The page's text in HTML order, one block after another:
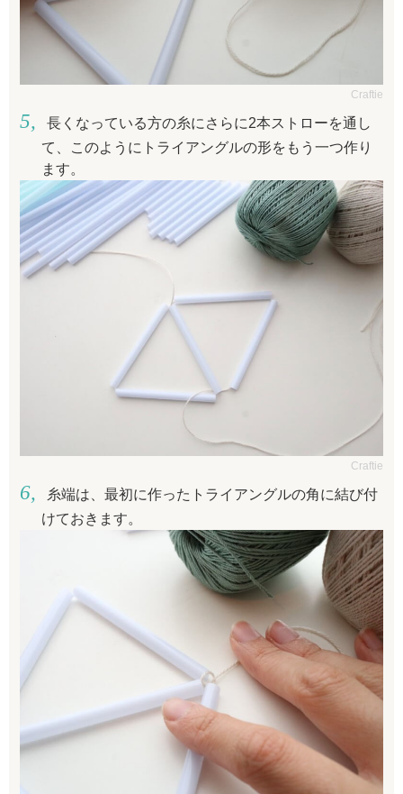
Craftie
長くなっている方の糸にさらに2本ストローを通し
て、このようにトライアングルの形をもう一つ作り
ます。
Craftie
糸端は、最初に作ったトライアングルの角に結び付
けておきます。